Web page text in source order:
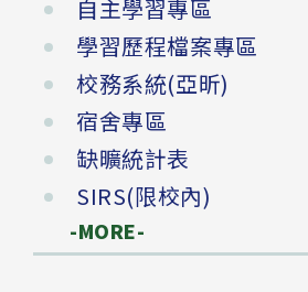
自主學習專區
學習歷程檔案專區
校務系統(亞昕)
宿舍專區
缺曠統計表
SIRS(限校內)
-MORE-